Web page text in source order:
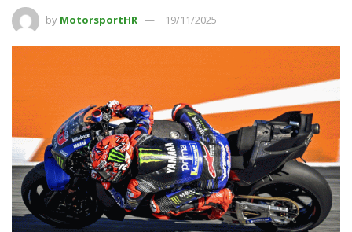
by MotorsportHR 19/11/2025